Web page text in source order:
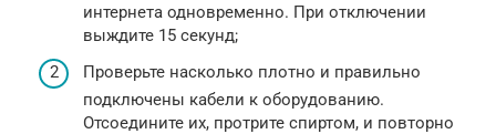
интернета одновременно. При отключении
выждите 15 секунд;
Проверьте насколько плотно и правильно
подключены кабели к оборудованию.
Отсоедините их, протрите спиртом, и повторно